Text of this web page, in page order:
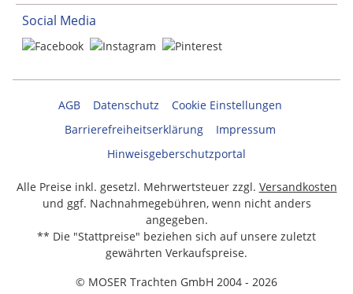
Social Media
AGB Datenschutz
Cookie Einstellungen
Barrierefreiheitserklärung
Impressum
Hinweisgeberschutzportal
Alle Preise inkl. gesetzl. Mehrwertsteuer zzgl. Versandkosten
und ggf. Nachnahmegebühren, wenn nicht anders
angegeben.
** Die "Stattpreise" beziehen sich auf unsere zuletzt
gewährten Verkaufspreise.
© MOSER Trachten GmbH 2004 - 2026